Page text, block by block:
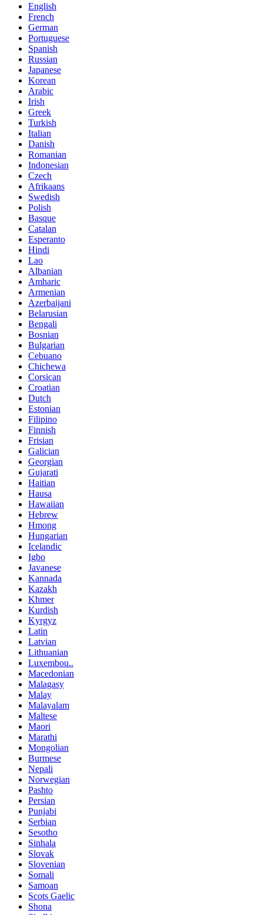
English
French
German
Portuguese
Spanish
Russian
Japanese
Korean
Arabic
Irish
Greek
Turkish
Italian
Danish
Romanian
Indonesian
Czech
Afrikaans
Swedish
Polish
Basque
Catalan
Esperanto
Hindi
Lao
Albanian
Amharic
Armenian
Azerbaijani
Belarusian
Bengali
Bosnian
Bulgarian
Cebuano
Chichewa
Corsican
Croatian
Dutch
Estonian
Filipino
Finnish
Frisian
Galician
Georgian
Gujarati
Haitian
Hausa
Hawaiian
Hebrew
Hmong
Hungarian
Icelandic
Igbo
Javanese
Kannada
Kazakh
Khmer
Kurdish
Kyrgyz
Latin
Latvian
Lithuanian
Luxembou..
Macedonian
Malagasy
Malay
Malayalam
Maltese
Maori
Marathi
Mongolian
Burmese
Nepali
Norwegian
Pashto
Persian
Punjabi
Serbian
Sesotho
Sinhala
Slovak
Slovenian
Somali
Samoan
Scots Gaelic
Shona